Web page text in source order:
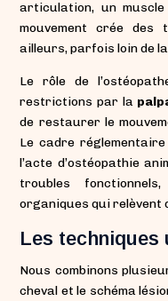
articulation, un
mouvement crée des
ailleurs, parfois loin de
Le rôle de
restrictions par la
de restaurer le
Le cadre
l’acte d’ostéopathie
troubles
organiques qui relèvent
Les techniques
Nous combinons
cheval et le schéma